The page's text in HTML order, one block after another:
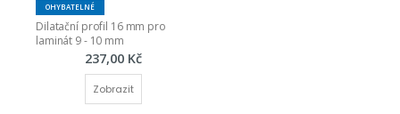
OHYBATELNÉ
Dilatační profil 16 mm pro
laminát 9 - 10 mm
237,00 Kč
Zobrazit